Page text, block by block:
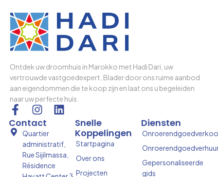
Ontdek uw droomhuis in Marokko met Hadi Dari, uw
vertrouwde vastgoedexpert. Blader door ons ruime aanbod
aan eigendommen die te koop zijn en laat ons u begeleiden
naar uw perfecte huis.
F
a
c
I
n
s
t
a
g
L
k
e
Snelle
Koppelingen
Startpagina
Over ons
Projecten
Diensten
Gepersonaliseerde
gids
Contact
Quartier
administratif,
Rue Sijilmassa,
Résidence